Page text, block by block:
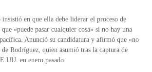
insistió en que ella debe liderar el proceso de
«puede pasar cualquier cosa» si no hay una
Anunció su candidatura y afirmó que «no
de Rodríguez, quien asumió tras la captura de
en enero pasado.